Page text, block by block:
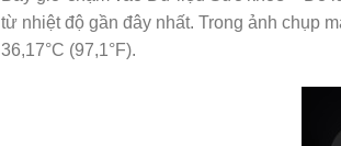
từ nhiệt độ gần đây nhất. Trong ảnh chụp
36,17°C (97,1°F).